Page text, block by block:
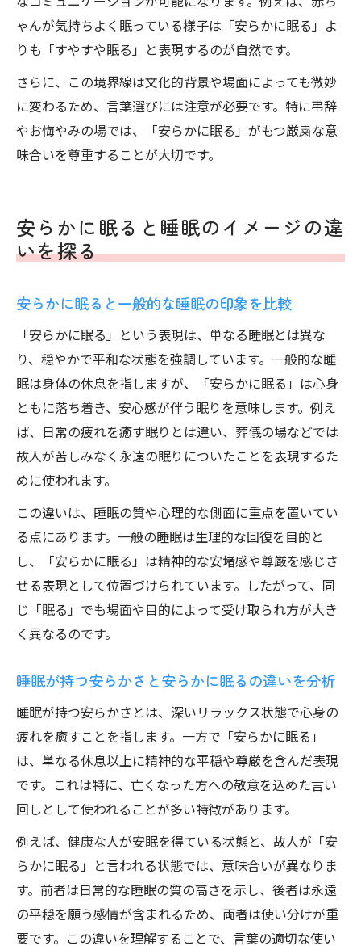
ゃんが気持ちよく眠っている様子は「安らかに眠る」よ
りも「すやすや眠る」と表現するのが自然です。
さらに、この境界線は文化的背景や場面によっても微妙
に変わるため、言葉選びには注意が必要です。特に弔辞
やお悔やみの場では、「安らかに眠る」がもつ厳粛な意
味合いを尊重することが大切です。
安らかに眠ると睡眠のイメージの違
いを探る
安らかに眠ると一般的な睡眠の印象を比較
「安らかに眠る」という表現は、単なる睡眠とは異な
り、穏やかで平和な状態を強調しています。一般的な睡
眠は身体の休息を指しますが、「安らかに眠る」は心身
ともに落ち着き、安心感が伴う眠りを意味します。例え
ば、日常の疲れを癒す眠りとは違い、葬儀の場などでは
故人が苦しみなく永遠の眠りについたことを表現するた
めに使われます。
この違いは、睡眠の質や心理的な側面に重点を置いてい
る点にあります。一般の睡眠は生理的な回復を目的と
し、「安らかに眠る」は精神的な安堵感や尊厳を感じさ
せる表現として位置づけられています。したがって、同
じ「眠る」でも場面や目的によって受け取られ方が大き
く異なるのです。
睡眠が持つ安らかさと安らかに眠るの違いを分析
睡眠が持つ安らかさとは、深いリラックス状態で心身の
疲れを癒すことを指します。一方で「安らかに眠る」
は、単なる休息以上に精神的な平穏や尊厳を含んだ表現
です。これは特に、亡くなった方への敬意を込めた言い
回しとして使われることが多い特徴があります。
例えば、健康な人が安眠を得ている状態と、故人が「安
らかに眠る」と言われる状態では、意味合いが異なりま
す。前者は日常的な睡眠の質の高さを示し、後者は永遠
の平穏を願う感情が含まれるため、両者は使い分けが重
要です。この違いを理解することで、言葉の適切な使い